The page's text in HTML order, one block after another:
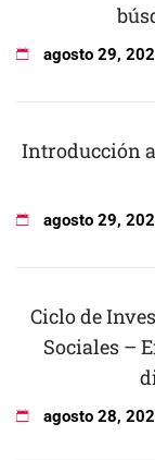
agosto 29,
Introducción
agosto 29,
Ciclo de
Sociales –
agosto 28,